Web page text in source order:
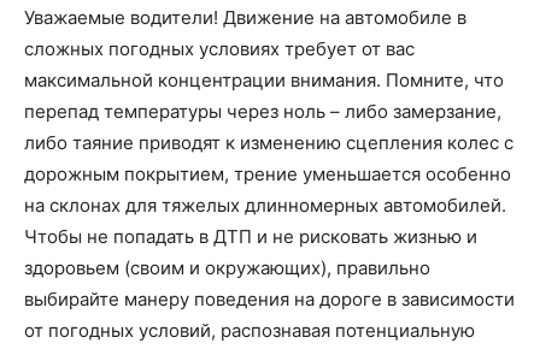
Уважаемые водители! Движение на автомобиле в
сложных погодных условиях требует от вас
максимальной концентрации внимания. Помните, что
перепад температуры через ноль – либо замерзание,
либо таяние приводят к изменению сцепления колес с
дорожным покрытием, трение уменьшается особенно
на склонах для тяжелых длинномерных автомобилей.
Чтобы не попадать в ДТП и не рисковать жизнью и
здоровьем (своим и окружающих), правильно
выбирайте манеру поведения на дороге в зависимости
от погодных условий, распознавая потенциальную